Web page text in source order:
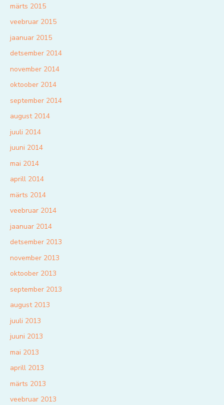
märts 2015
veebruar 2015
jaanuar 2015
detsember 2014
november 2014
oktoober 2014
september 2014
august 2014
juuli 2014
juuni 2014
mai 2014
aprill 2014
märts 2014
veebruar 2014
jaanuar 2014
detsember 2013
november 2013
oktoober 2013
september 2013
august 2013
juuli 2013
juuni 2013
mai 2013
aprill 2013
märts 2013
veebruar 2013